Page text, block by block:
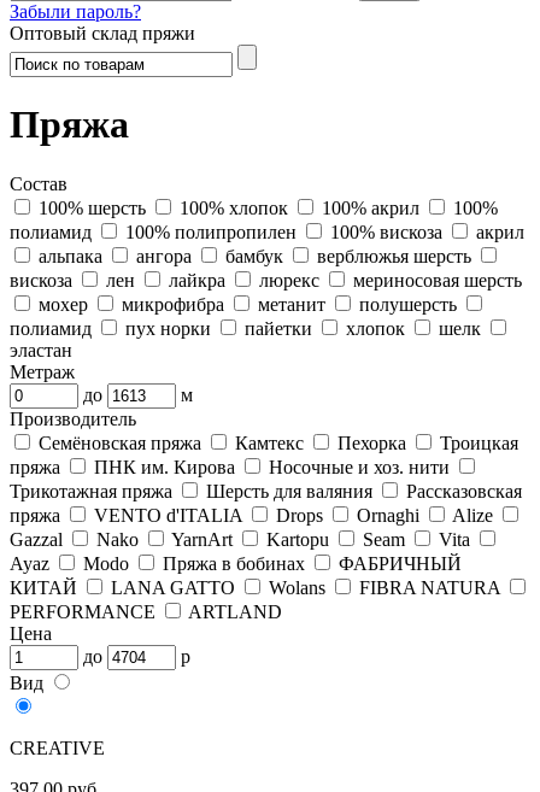
Забыли пароль?
Оптовый склад пряжи
Пряжа
Состав
100% шерсть
100% хлопок 100% акрил
100%
полиамид
100% полипропилен 100% вискоза
акрил
альпака
ангора бамбук
верблюжья шерсть
вискоза
лен лайкра люрекс
мериносовая шерсть
мохер
микрофибра метанит
полушерсть
полиамид
пух норки пайетки хлопок
шелк
эластан
Метраж
до
м
Производитель
Семёновская пряжа
Камтекс Пехорка
Троицкая
пряжа
ПНК им. Кирова
Носочные и хоз. нити
Трикотажная пряжа
Шерсть для валяния
Рассказовская
пряжа
VENTO d'ITALIA Drops Ornaghi
Alize
Gazzal
Nako YarnArt Kartopu Seam
Vita
Ayaz
Modo Пряжа в бобинах
ФАБРИЧНЫЙ
КИТАЙ
LANA GATTO Wolans
FIBRA NATURA
PERFORMANCE
ARTLAND
Цена
до
р
Вид
CREATIVE